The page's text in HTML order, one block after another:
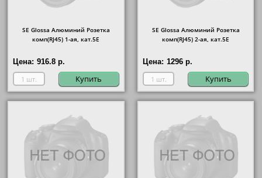
SE Glossa Алюминий Розетка
комп(RJ45) 1-ая, кат.5E
Цена: 916.8 р.
Купить
SE Glossa Алюминий Розетка
комп(RJ45) 2-ая, кат.5E
Цена: 1296 р.
Купить